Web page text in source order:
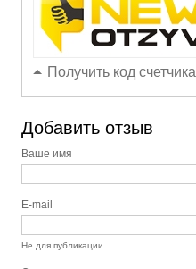
Получить код счетчика
Добавить отзыв
Ваше имя
E-mail
Не для публикации